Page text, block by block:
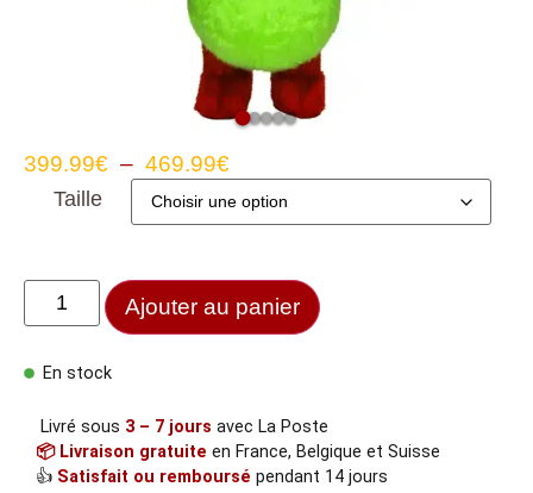
399.99€ – 469.99€
Taille
Ajouter au panier
En stock
Livré sous 3 – 7 jours avec La Poste
📦 Livraison gratuite en France, Belgique et Suisse
👍 Satisfait ou remboursé pendant 14 jours